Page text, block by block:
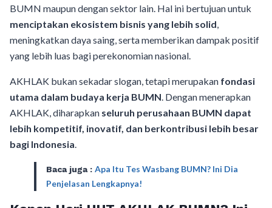
BUMN maupun dengan sektor lain. Hal ini bertujuan untuk
menciptakan ekosistem bisnis yang lebih solid,
meningkatkan daya saing, serta memberikan dampak positif
yang lebih luas bagi perekonomian nasional.
AKHLAK bukan sekadar slogan, tetapi merupakan fondasi
utama dalam budaya kerja BUMN. Dengan menerapkan
AKHLAK, diharapkan seluruh perusahaan BUMN dapat
lebih kompetitif, inovatif, dan berkontribusi lebih besar
bagi Indonesia.
Baca juga : Apa Itu Tes Wasbang BUMN? Ini Dia
Penjelasan Lengkapnya!